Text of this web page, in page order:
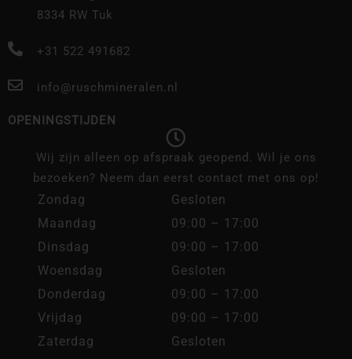
8334 RW Tuk
+31 522 491682
info@ruschmineralen.nl
OPENINGSTIJDEN
Wij zijn alleen op afspraak geopend. Wil je ons
bezoeken? Neem dan eerst contact met ons op!
Zondag
Gesloten
Maandag
09:00 – 17:00
Dinsdag
09:00 – 17:00
Woensdag
Gesloten
Donderdag
09:00 – 17:00
Vrijdag
09:00 – 17:00
Zaterdag
Gesloten